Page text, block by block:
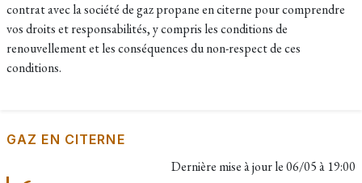
contrat avec la société de gaz propane en citerne pour comprendre
vos droits et responsabilités, y compris les conditions de
renouvellement et les conséquences du non-respect de ces
conditions.
GAZ EN CITERNE
Dernière mise à jour le06/05 à 19:00